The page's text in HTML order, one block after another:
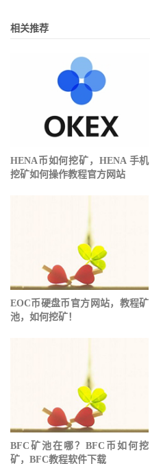
相关推荐
HENA币如何挖矿，HENA 手机
挖矿如何操作教程官方网站
EOC币硬盘币官方网站，教程矿
池，如何挖矿！
BFC矿池在哪？BFC币如何挖
矿，BFC教程软件下载